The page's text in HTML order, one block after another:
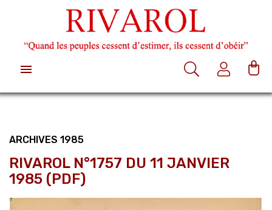

ARCHIVES 1985
RIVAROL N°1757 DU 11 JANVIER
1985 (PDF)